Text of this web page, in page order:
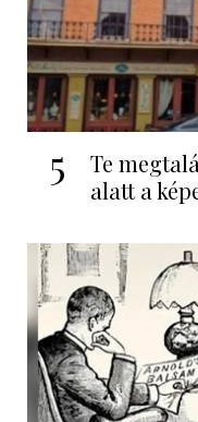
5
Te
alatt a